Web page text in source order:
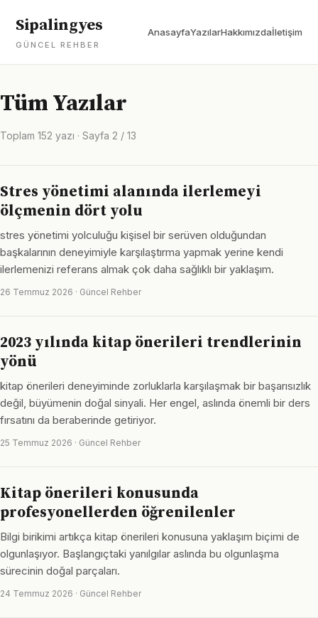
Sipalingyes
GÜNCEL REHBER
AnasayfaYazılarHakkımızdaİletişim
Tüm Yazılar
Toplam 152 yazı · Sayfa 2 / 13
Stres yönetimi alanında ilerlemeyi
ölçmenin dört yolu
stres yönetimi yolculuğu kişisel bir serüven olduğundan
başkalarının deneyimiyle karşılaştırma yapmak yerine kendi
ilerlemenizi referans almak çok daha sağlıklı bir yaklaşım.
26 Temmuz 2026 · Güncel Rehber
2023 yılında kitap önerileri trendlerinin
yönü
kitap önerileri deneyiminde zorluklarla karşılaşmak bir başarısızlık
değil, büyümenin doğal sinyali. Her engel, aslında önemli bir ders
fırsatını da beraberinde getiriyor.
25 Temmuz 2026 · Güncel Rehber
Kitap önerileri konusunda
profesyonellerden öğrenilenler
Bilgi birikimi artıkça kitap önerileri konusuna yaklaşım biçimi de
olgunlaşıyor. Başlangıçtaki yanılgılar aslında bu olgunlaşma
sürecinin doğal parçaları.
24 Temmuz 2026 · Güncel Rehber